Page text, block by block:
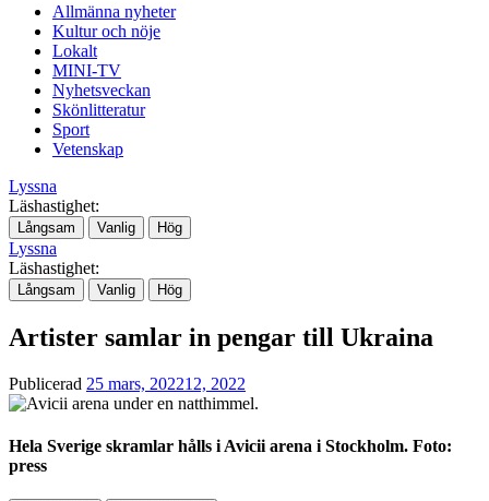
Allmänna nyheter
Kultur och nöje
Lokalt
MINI-TV
Nyhetsveckan
Skönlitteratur
Sport
Vetenskap
Lyssna
Läshastighet:
Långsam Vanlig Hög
Lyssna
Läshastighet:
Långsam Vanlig Hög
Artister samlar in pengar till Ukraina
Publicerad 25 mars, 202212, 2022
Hela Sverige skramlar hålls i Avicii arena i Stockholm. Foto:
press